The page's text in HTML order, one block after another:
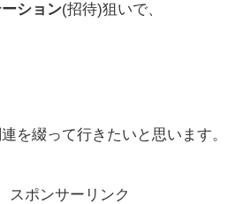
ション(招待)狙いで、
を綴って行きたいと思います。
スポンサーリンク